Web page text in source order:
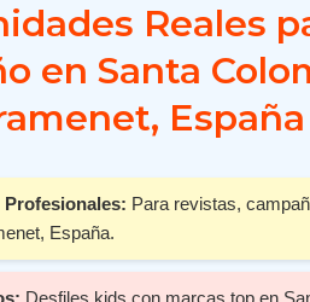
Reales
en Santa
España
Para revistas,
España.
Desfiles kids con marcas top en